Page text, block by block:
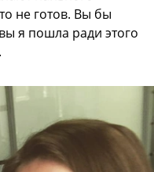
не готов. Вы бы
я пошла ради этого